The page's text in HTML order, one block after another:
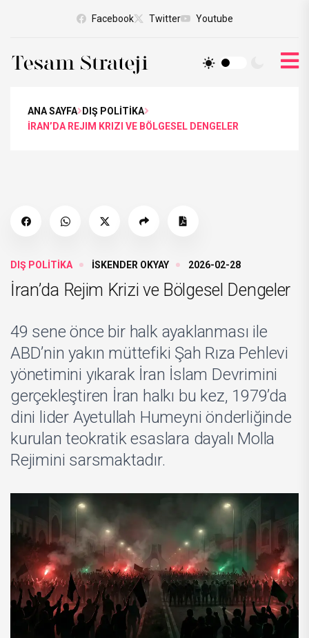
Facebook Twitter Youtube
ANA SAYFA
DIŞ POLİTİKA
İRAN’DA REJIM KRIZI VE BÖLGESEL DENGELER
DIŞ POLİTİKA İSKENDER OKYAY 2026-02-28
İran’da Rejim Krizi ve Bölgesel Dengeler
49 sene önce bir halk ayaklanması ile
ABD’nin yakın müttefiki Şah Rıza Pehlevi
yönetimini yıkarak İran İslam Devrimini
gerçekleştiren İran halkı bu kez, 1979’da
dini lider Ayetullah Humeyni önderliğinde
kurulan teokratik esaslara dayalı Molla
Rejimini sarsmaktadır.